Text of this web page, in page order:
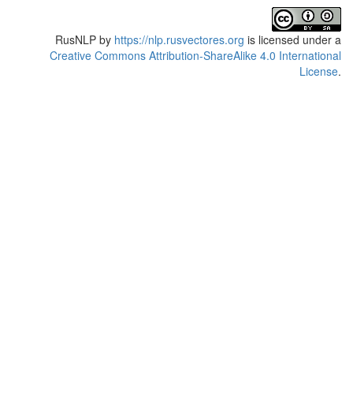
RusNLP by https://nlp.rusvectores.org is licensed under a
Creative Commons Attribution-ShareAlike 4.0 International
License.